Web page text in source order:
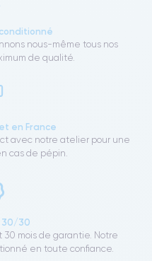
nous-même tous nos
de qualité.
en France
avec notre atelier pour une
cas de pépin.
30/30
30 mois de garantie. Notre
en toute confiance.